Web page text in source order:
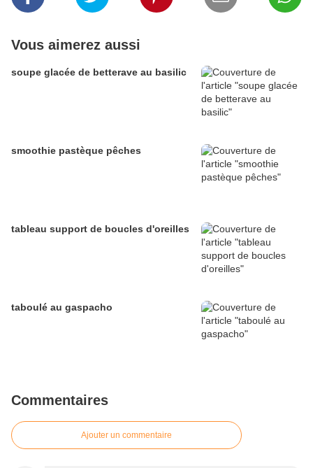
Vous aimerez aussi
soupe glacée de betterave au basilic
smoothie pastèque pêches
tableau support de boucles d'oreilles
taboulé au gaspacho
Commentaires
Ajouter un commentaire